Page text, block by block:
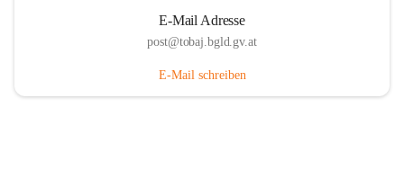
E-Mail Adresse
post@tobaj.bgld.gv.at
E-Mail schreiben